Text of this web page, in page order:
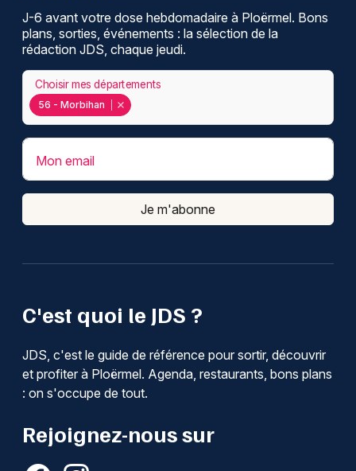
C'est quoi le JDS ?
JDS, c'est le guide de référence pour sortir, découvrir
et profiter à Ploërmel. Agenda, restaurants, bons plans
: on s'occupe de tout.
Rejoignez-nous sur
J-6 avant votre dose hebdomadaire à Ploërmel. Bons
plans, sorties, événements : la sélection de la
rédaction JDS, chaque jeudi.
56 - Morbihan
Choisir mes départements
Mon email
Je m'abonne